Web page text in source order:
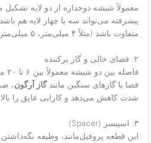
معمولاً شیشه دوجداره از دو لایه
پیشرفته می‌تواند سه یا چهار لایه هم
متفاوت باشد (مثلاً ۴ میلی‌متر، ۵ میلی‌متر یا ۶ میلی‌متر).
۲. فضای خالی و گاز پرکننده
فضا با گازهای سنگین مانندگاز آرگون،
شدت کاهش می‌دهد و کارایی عایق را بالا
۳. اسپیسر (Spacer)
این قطعه پروفیل‌مانند، وظیفه